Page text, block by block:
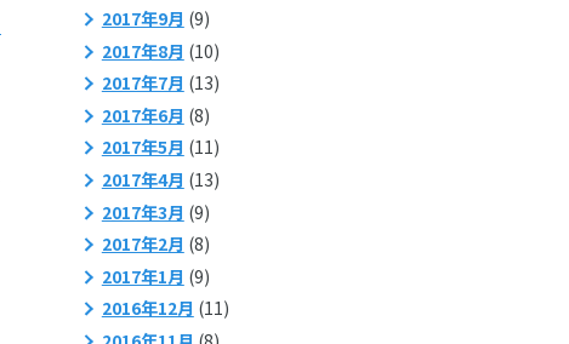
2017年9月 (9)
2017年8月 (10)
2017年7月 (13)
2017年6月 (8)
2017年5月 (11)
2017年4月 (13)
2017年3月 (9)
2017年2月 (8)
2017年1月 (9)
2016年12月 (11)